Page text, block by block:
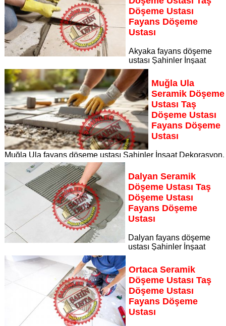
ustası
Sayfaya Git
Döşeme Ustası
Fayans Döşeme
Ustası
Akyaka fayans döşeme
ustası Şahinler İnşaat
Dekorasyon, zeminlerinizi sanat eseri gibi işleyen uzman
kadrosuyla Akyaka bölgesine özel hizmet sunuyor Akyaka
seramik döşeme ustası taş döşeme ustası fayans döşeme
ustası
Sayfaya Git
Muğla Ula
Seramik Döşeme
Ustası Taş
Döşeme Ustası
Fayans Döşeme
Ustası
Muğla Ula fayans döşeme ustası Şahinler İnşaat Dekorasyon,
zeminlerinizi sanat eseri gibi işleyen uzman kadrosuyla Muğla
Ula bölgesine özel hizmet sunuyor
Sayfaya Git
Dalyan Seramik
Döşeme Ustası Taş
Döşeme Ustası
Fayans Döşeme
Ustası
Dalyan fayans döşeme
ustası Şahinler İnşaat
Dekorasyon, zeminlerinizi sanat eseri gibi işleyen uzman
kadrosuyla Dalyan bölgesine özel hizmet sunuyor Dalyan
seramik döşeme ustası taş döşeme ustası fayans döşeme
Sayfaya Git
Ortaca Seramik
Döşeme Ustası Taş
Döşeme Ustası
Fayans Döşeme
Ustası